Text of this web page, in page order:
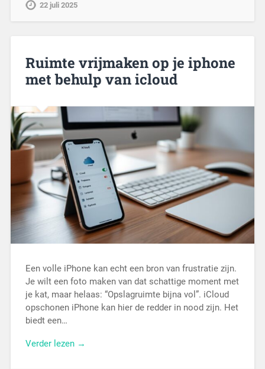
22 juli 2025
Ruimte vrijmaken op je iphone
met behulp van icloud
Een volle iPhone kan echt een bron van frustratie zijn.
Je wilt een foto maken van dat schattige moment met
je kat, maar helaas: “Opslagruimte bijna vol”. iCloud
opschonen iPhone kan hier de redder in nood zijn. Het
biedt een…
Verder lezen →